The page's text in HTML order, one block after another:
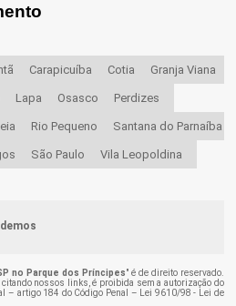
Carapicuíba Cotia Granja Viana
Lapa Osasco Perdizes
Rio Pequeno Santana do Parnaíba
São Paulo Vila Leopoldina
no Parque dos Príncipes" é de direito reservado.
nossos links, é proibida sem a autorização do
– artigo 184 do Código Penal – Lei 9610/98 - Lei de